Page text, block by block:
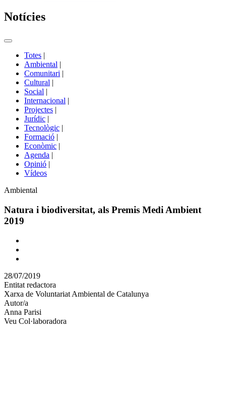
Notícies
Commutador
portals
Totes |
Ambiental |
Comunitari |
Cultural |
Social |
Internacional |
Projectes |
Jurídic |
Tecnològic |
Formació |
Econòmic |
Agenda |
Opinió |
Vídeos
Àmbit
la
notícia
Ambiental
Natura i biodiversitat, als Premis Medi Ambient
2019
Comparteix
altres
xarxes
socials
28/07/2019
Entitat redactora
Xarxa de Voluntariat Ambiental de Catalunya
Autor/a
Anna Parisi
Veu Col·laboradora